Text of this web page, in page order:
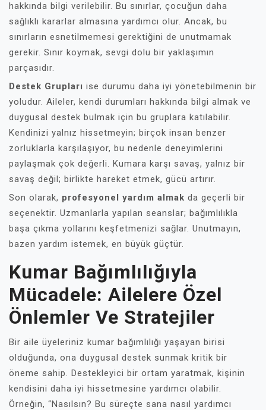
hakkında bilgi verilebilir. Bu sınırlar, çocuğun daha
sağlıklı kararlar almasına yardımcı olur. Ancak, bu
sınırların esnetilmemesi gerektiğini de unutmamak
gerekir. Sınır koymak, sevgi dolu bir yaklaşımın
parçasıdır.
Destek Grupları ise durumu daha iyi yönetebilmenin bir
yoludur. Aileler, kendi durumları hakkında bilgi almak ve
duygusal destek bulmak için bu gruplara katılabilir.
Kendinizi yalnız hissetmeyin; birçok insan benzer
zorluklarla karşılaşıyor, bu nedenle deneyimlerini
paylaşmak çok değerli. Kumara karşı savaş, yalnız bir
savaş değil; birlikte hareket etmek, gücü artırır.
Son olarak, profesyonel yardım almak da geçerli bir
seçenektir. Uzmanlarla yapılan seanslar; bağımlılıkla
başa çıkma yollarını keşfetmenizi sağlar. Unutmayın,
bazen yardım istemek, en büyük güçtür.
Kumar Bağımlılığıyla
Mücadele: Ailelere Özel
Önlemler Ve Stratejiler
Bir aile üyeleriniz kumar bağımlılığı yaşayan birisi
olduğunda, ona duygusal destek sunmak kritik bir
öneme sahip. Destekleyici bir ortam yaratmak, kişinin
kendisini daha iyi hissetmesine yardımcı olabilir.
Örneğin, “Nasılsın? Bu süreçte sana nasıl yardımcı